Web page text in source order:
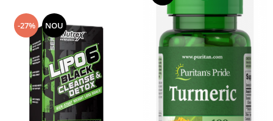
Under Armour
Universal
Vitargo
Weider
Zenana
-27% NOU